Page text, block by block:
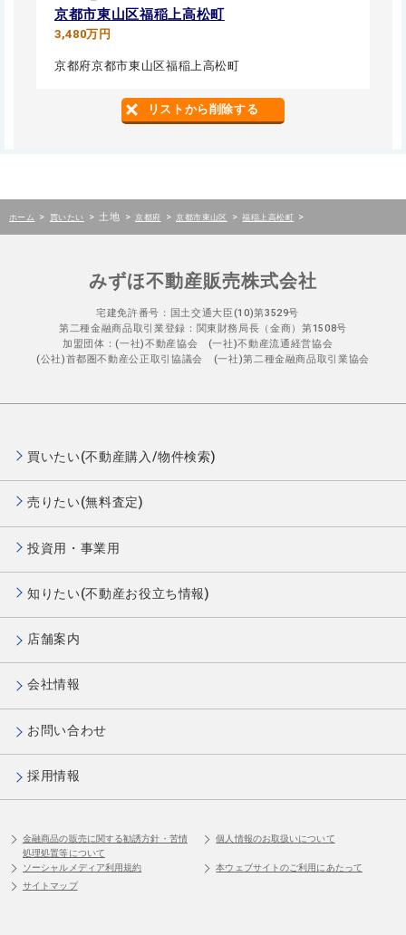
京都市東山区福稲上高松町
3,480万円
京都府京都市東山区福稲上高松町
リストから削除する
ホーム > 買いたい > 土地 > 京都府 > 京都市東山区 > 福稲上高松町 >
みずほ不動産販売株式会社
宅建免許番号：国土交通大臣(10)第3529号
第二種金融商品取引業登録：関東財務局長（金商）第1508号
加盟団体：(一社)不動産協会 (一社)不動産流通経営協会
(公社)首都圏不動産公正取引協議会 (一社)第二種金融商品取引業協会
買いたい(不動産購入/物件検索)
売りたい(無料査定)
投資用・事業用
知りたい(不動産お役立ち情報)
店舗案内
会社情報
お問い合わせ
採用情報
金融商品の販売に関する勧誘方針・苦情
処理処置等について
個人情報のお取扱いについて
ソーシャルメディア利用規約
本ウェブサイトのご利用にあたって
サイトマップ